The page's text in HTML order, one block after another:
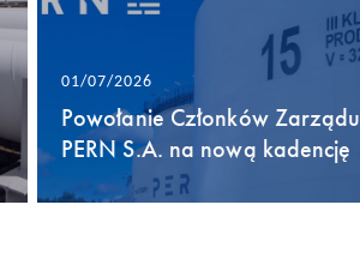
01/07/2026
Powołanie Członków Zarządu
PERN S.A. na nową kadencję